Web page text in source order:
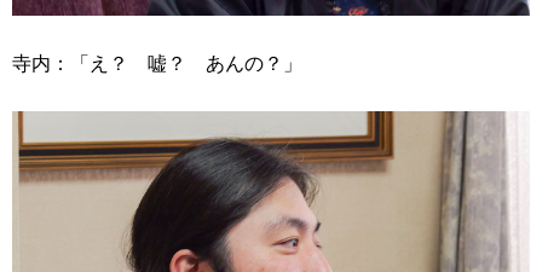
寺内：「え？ 嘘？ あんの？」